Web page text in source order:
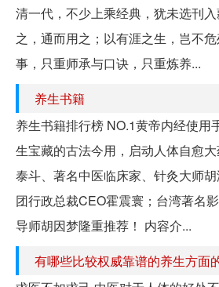
清一代，不少上乘经典，犹未选刊
之，通而用之；以有涯之生，岂不
事，只重师承与口诀，只重炼养...
养生书籍
养生书籍排行榜 NO.1黄帝内经使用
生宝藏的古法今用，启动人体自愈
泰斗、著名中医临床家、针灸大师
团行政总裁CEO霍震寰；台湾著名
导师胡因梦隆重推荐！ 内容介...
有哪些比较权威靠谱的养生方面